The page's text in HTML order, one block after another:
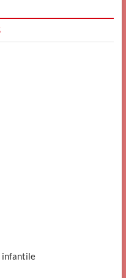
infantile